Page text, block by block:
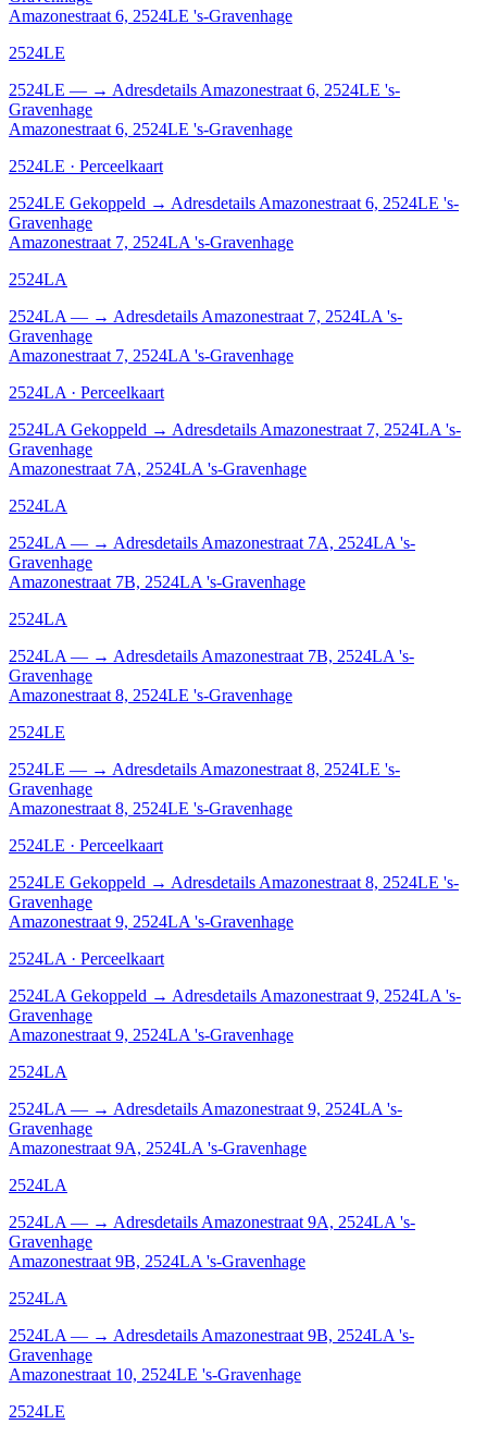
Amazonestraat 6, 2524LE 's-Gravenhage
2524LE
2524LE — → Adresdetails Amazonestraat 6, 2524LE 's-
Gravenhage
Amazonestraat 6, 2524LE 's-Gravenhage
2524LE · Perceelkaart
2524LE Gekoppeld → Adresdetails Amazonestraat 6, 2524LE 's-
Gravenhage
Amazonestraat 7, 2524LA 's-Gravenhage
2524LA
2524LA — → Adresdetails Amazonestraat 7, 2524LA 's-
Gravenhage
Amazonestraat 7, 2524LA 's-Gravenhage
2524LA · Perceelkaart
2524LA Gekoppeld → Adresdetails Amazonestraat 7, 2524LA 's-
Gravenhage
Amazonestraat 7A, 2524LA 's-Gravenhage
2524LA
2524LA — → Adresdetails Amazonestraat 7A, 2524LA 's-
Gravenhage
Amazonestraat 7B, 2524LA 's-Gravenhage
2524LA
2524LA — → Adresdetails Amazonestraat 7B, 2524LA 's-
Gravenhage
Amazonestraat 8, 2524LE 's-Gravenhage
2524LE
2524LE — → Adresdetails Amazonestraat 8, 2524LE 's-
Gravenhage
Amazonestraat 8, 2524LE 's-Gravenhage
2524LE · Perceelkaart
2524LE Gekoppeld → Adresdetails Amazonestraat 8, 2524LE 's-
Gravenhage
Amazonestraat 9, 2524LA 's-Gravenhage
2524LA · Perceelkaart
2524LA Gekoppeld → Adresdetails Amazonestraat 9, 2524LA 's-
Gravenhage
Amazonestraat 9, 2524LA 's-Gravenhage
2524LA
2524LA — → Adresdetails Amazonestraat 9, 2524LA 's-
Gravenhage
Amazonestraat 9A, 2524LA 's-Gravenhage
2524LA
2524LA — → Adresdetails Amazonestraat 9A, 2524LA 's-
Gravenhage
Amazonestraat 9B, 2524LA 's-Gravenhage
2524LA
2524LA — → Adresdetails Amazonestraat 9B, 2524LA 's-
Gravenhage
Amazonestraat 10, 2524LE 's-Gravenhage
2524LE